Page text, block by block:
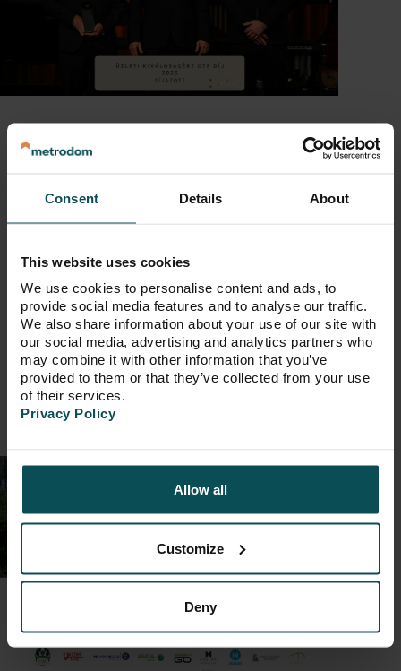
Consent Details About
This website uses cookies
We use cookies to personalise content and ads, to
provide social media features and to analyse our traffic.
We also share information about your use of our site with
our social media, advertising and analytics partners who
may combine it with other information that you’ve
provided to them or that they’ve collected from your use
of their services.
Privacy Policy
Allow all
Customize
Deny
OTP Üzleti Gálán
bővebben
A Metrodom elnyerte az OTP Üzleti
Kiválóság Díját társadalmi
felelősségvállalás kategóriában.